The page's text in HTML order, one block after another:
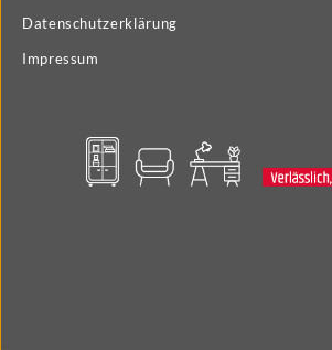
Datenschutzerklärung
Impressum